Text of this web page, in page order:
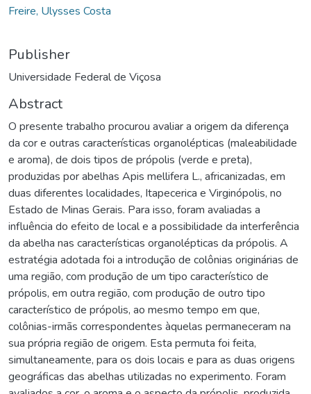
Freire, Ulysses Costa
Publisher
Universidade Federal de Viçosa
Abstract
O presente trabalho procurou avaliar a origem da diferença
da cor e outras características organolépticas (maleabilidade
e aroma), de dois tipos de própolis (verde e preta),
produzidas por abelhas Apis mellifera L., africanizadas, em
duas diferentes localidades, Itapecerica e Virginópolis, no
Estado de Minas Gerais. Para isso, foram avaliadas a
influência do efeito de local e a possibilidade da interferência
da abelha nas características organolépticas da própolis. A
estratégia adotada foi a introdução de colônias originárias de
uma região, com produção de um tipo característico de
própolis, em outra região, com produção de outro tipo
característico de própolis, ao mesmo tempo em que,
colônias-irmãs correspondentes àquelas permaneceram na
sua própria região de origem. Esta permuta foi feita,
simultaneamente, para os dois locais e para as duas origens
geográficas das abelhas utilizadas no experimento. Foram